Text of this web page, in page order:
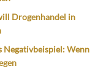
Drogenhandel in
Negativbeispiel: Wenn